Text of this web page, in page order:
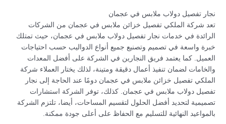
نجار تفصيل دولاب ملابس في عجمان
تعد شركة الملكي تفصيل خزائن ملابس في عجمان من الشركات
الرائدة في خدمات نجار تفصيل دولاب ملابس في عجمان، حيث تمتلك
خبرة واسعة في تصميم وتصنيع جميع أنواع الدواليب حسب احتياجات
العميل. كما يعتمد فريق النجارين في الشركة على أفضل المعدات
والخامات لضمان تنفيذ أعمال دقيقة ومتينة، لذلك يختار العملاء شركة
الملكي تفصيل خزائن ملابس في عجمان دومًا عند الحاجة إلى نجار
تفصيل دولاب ملابس في عجمان. كذلك، توفر الشركة استشارات
تصميمية لتحديد أفضل الحلول لتقسيم المساحات، أيضا، تلتزم الشركة
بالمواعيد النهائية للتسليم مع الحفاظ على أعلى جودة ممكنة.